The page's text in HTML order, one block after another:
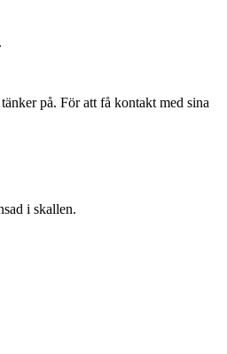
på. För att få kontakt med sina
i skallen.